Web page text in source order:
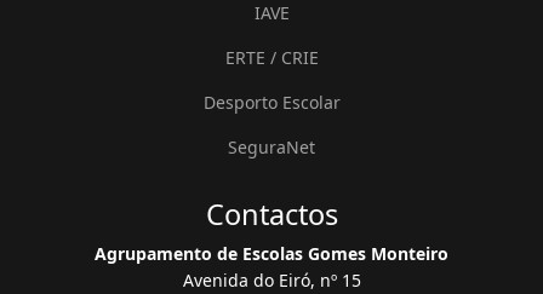
IAVE
ERTE / CRIE
Desporto Escolar
SeguraNet
Contactos
Agrupamento de Escolas Gomes Monteiro
Avenida do Eiró, nº 15